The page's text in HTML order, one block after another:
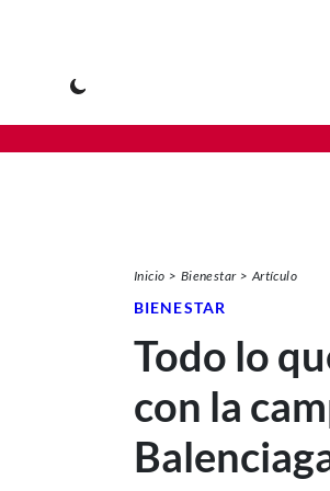
Inicio Bienestar Artículo
BIENESTAR
Todo lo
con la